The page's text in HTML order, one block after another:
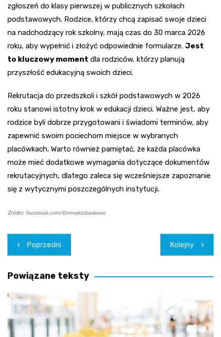
zgłoszeń do klasy pierwszej w publicznych szkołach
podstawowych. Rodzice, którzy chcą zapisać swoje dzieci
na nadchodzący rok szkolny, mają czas do 30 marca 2026
roku, aby wypełnić i złożyć odpowiednie formularze. Jest
to kluczowy moment dla rodziców, którzy planują
przyszłość edukacyjną swoich dzieci.
Rekrutacja do przedszkoli i szkół podstawowych w 2026
roku stanowi istotny krok w edukacji dzieci. Ważne jest, aby
rodzice byli dobrze przygotowani i świadomi terminów, aby
zapewnić swoim pociechom miejsce w wybranych
placówkach. Warto również pamiętać, że każda placówka
może mieć dodatkowe wymagania dotyczące dokumentów
rekrutacyjnych, dlatego zaleca się wcześniejsze zapoznanie
się z wytycznymi poszczególnych instytucji.
Źródło: facebook.com/GminaKolbaskowo
Nawigacja
wpisu
Poprzedni Kolejny
Powiązane teksty